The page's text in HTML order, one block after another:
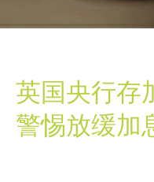
英国央行存
警惕放缓加